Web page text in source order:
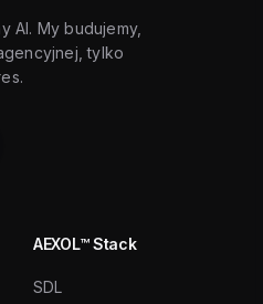
AI. My budujemy,
tylko
AEXOL™ Stack
SDL